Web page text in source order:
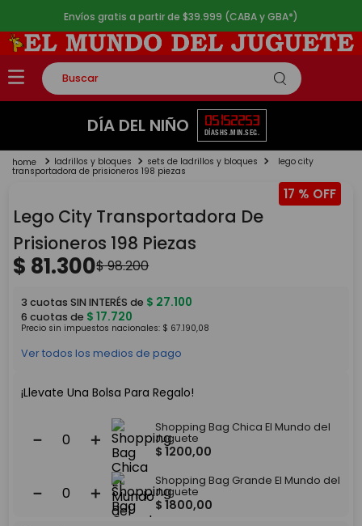
Envíos gratis a partir de $39.999 (CABA y GBA*)
Buscar
TÉRMINOS MÁS BUSCADOS
2.
lego
4.
monopatin
5
toy story
DÍA DEL NIÑO 05
DÍAS
15
HS.
22
MIN.
53
SEG.
ladrillos y bloques sets de ladrillos y bloques lego city
transportadora de prisioneros 198 piezas
17 %
Lego City Transportadora De
Prisioneros 198 Piezas
$ 81.300$98.200
3 cuotas SIN INTERÉS de $ 27.100
6 cuotas de $ 17.720
Precio sin impuestos nacionales: $ 67.190,08
Ver todos los medios de pago
¡Llevate Una Bolsa Para Regalo!
＋
－
Shopping Bag Chica El Mundo del
Juguete
$ 1200,00
＋
－
Shopping Bag Grande El Mundo del
Juguete
$ 1800,00